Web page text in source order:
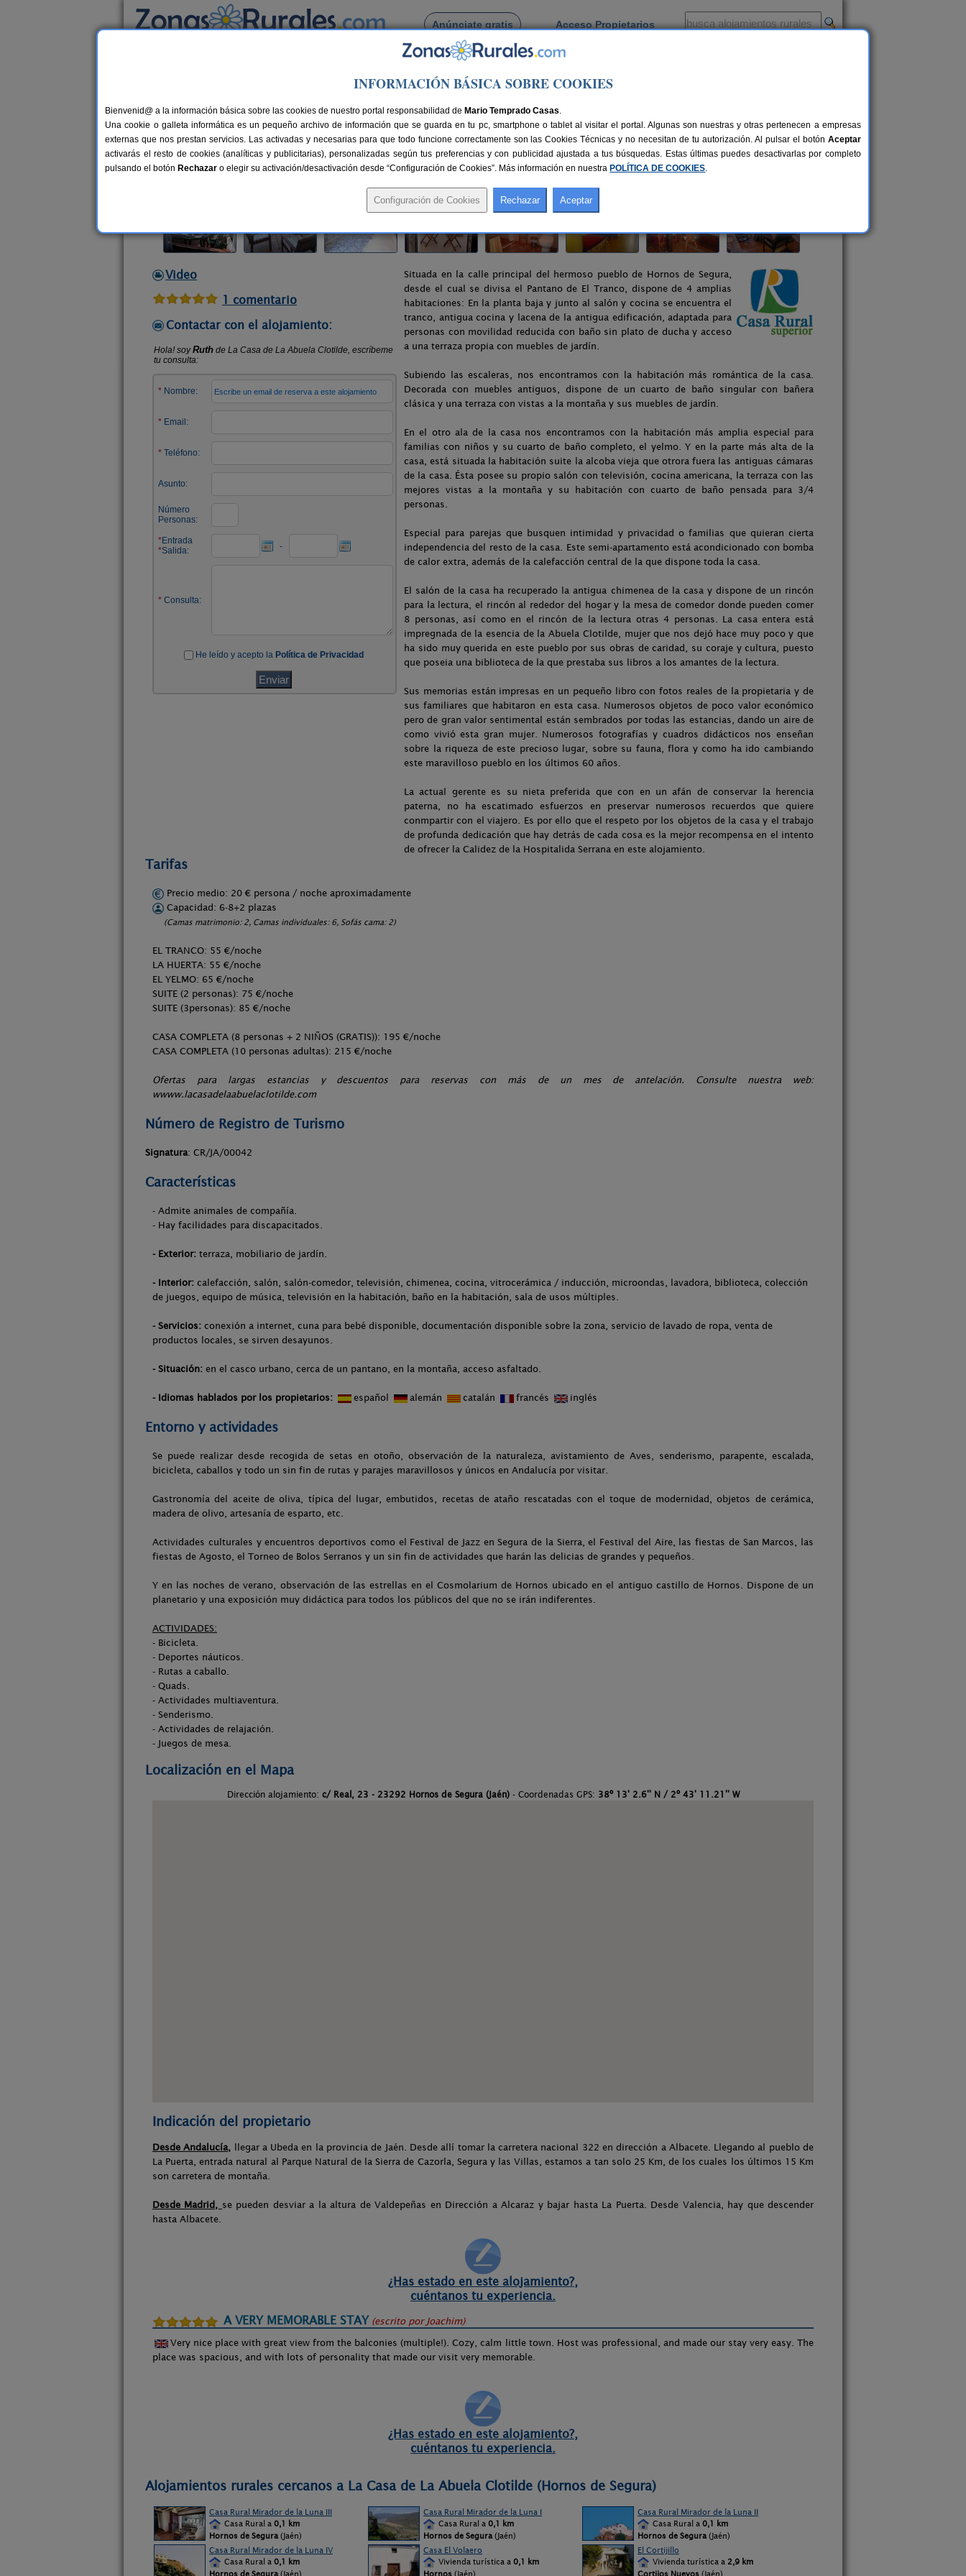
Anúnciate gratis Acceso Propietarios
Busca por pueblo
Hornos de Segura> La Casa de La Abuela Clotilde
La Casa de La Abuela Clotilde
Casa Rural en Hornos de Segura (Jaén)
Alquiler completo y por habitaciones 6-8+2 plazas 150 km de Jaén Compartir:
Video
1 comentario
Contactar con el alojamiento:
Situada en la calle principal del hermoso pueblo de Hornos de Segura,
desde el cual se divisa el Pantano de El Tranco, dispone de 4 amplias
habitaciones: En la planta baja y junto al salón y cocina se encuentra el
tranco, antigua cocina y lacena de la antigua edificación, adaptada para
personas con movilidad reducida con baño sin plato de ducha y acceso
a una terraza propia con muebles de jardín.
Subiendo las escaleras, nos encontramos con la habitación más romántica de la casa.
Decorada con muebles antiguos, dispone de un cuarto de baño singular con bañera
clásica y una terraza con vistas a la montaña y sus muebles de jardín.
En el otro ala de la casa nos encontramos con la habitación más amplia especial para
familias con niños y su cuarto de baño completo, el yelmo. Y en la parte más alta de la
casa, está situada la habitación suite la alcoba vieja que otrora fuera las antiguas cámaras
de la casa. Ésta posee su propio salón con televisión, cocina americana, la terraza con las
mejores vistas a la montaña y su habitación con cuarto de baño pensada para 3/4
personas.
Especial para parejas que busquen intimidad y privacidad o familias que quieran cierta
independencia del resto de la casa. Este semi-apartamento está acondicionado con bomba
de calor extra, además de la calefacción central de la que dispone toda la casa.
El salón de la casa ha recuperado la antigua chimenea de la casa y dispone de un rincón
para la lectura, el rincón al rededor del hogar y la mesa de comedor donde pueden comer
8 personas, así como en el rincón de la lectura otras 4 personas. La casa entera está
impregnada de la esencia de la Abuela Clotilde, mujer que nos dejó hace muy poco y que
ha sido muy querida en este pueblo por sus obras de caridad, su coraje y cultura, puesto
que poseia una biblioteca de la que prestaba sus libros a los amantes de la lectura.
Sus memorias están impresas en un pequeño libro con fotos reales de la propietaria y de
sus familiares que habitaron en esta casa. Numerosos objetos de poco valor económico
pero de gran valor sentimental están sembrados por todas las estancias, dando un aire de
como vivió esta gran mujer. Numerosos fotografías y cuadros didácticos nos enseñan
sobre la riqueza de este precioso lugar, sobre su fauna, flora y como ha ido cambiando
este maravilloso pueblo en los últimos 60 años.
La actual gerente es su nieta preferida que con en un afán de conservar la herencia
paterna, no ha escatimado esfuerzos en preservar numerosos recuerdos que quiere
conmpartir con el viajero. Es por ello que el respeto por los objetos de la casa y el trabajo
de profunda dedicación que hay detrás de cada cosa es la mejor recompensa en el intento
de ofrecer la Calidez de la Hospitalida Serrana en este alojamiento.
Tarifas
Precio medio: 20 € persona / noche aproximadamente
Capacidad: 6-8+2 plazas
(Camas matrimonio: 2, Camas individuales: 6, Sofás cama: 2)
EL TRANCO: 55 €/noche
LA HUERTA: 55 €/noche
EL YELMO: 65 €/noche
SUITE (2 personas): 75 €/noche
SUITE (3personas): 85 €/noche
CASA COMPLETA (8 personas + 2 NIÑOS (GRATIS)): 195 €/noche
CASA COMPLETA (10 personas adultas): 215 €/noche
Ofertas para largas estancias y descuentos para reservas con más de un mes de antelación. Consulte nuestra web:
wwww.lacasadelaabuelaclotilde.com
Número de Registro de Turismo
Signatura: CR/JA/00042
Características
- Admite animales de compañía.
- Hay facilidades para discapacitados.
- Exterior: terraza, mobiliario de jardín.
- Interior: calefacción, salón, salón-comedor, televisión, chimenea, cocina, vitrocerámica / inducción, microondas, lavadora, biblioteca, colección
de juegos, equipo de música, televisión en la habitación, baño en la habitación, sala de usos múltiples.
- Servicios: conexión a internet, cuna para bebé disponible, documentación disponible sobre la zona, servicio de lavado de ropa, venta de
productos locales, se sirven desayunos.
- Situación: en el casco urbano, cerca de un pantano, en la montaña, acceso asfaltado.
- Idiomas hablados por los propietarios: español alemán catalán francés inglés
Entorno y actividades
Se puede realizar desde recogida de setas en otoño, observación de la naturaleza, avistamiento de Aves, senderismo, parapente, escalada,
bicicleta, caballos y todo un sin fin de rutas y parajes maravillosos y únicos en Andalucía por visitar.
Gastronomía del aceite de oliva, típica del lugar, embutidos, recetas de ataño rescatadas con el toque de modernidad, objetos de cerámica,
madera de olivo, artesanía de esparto, etc.
Actividades culturales y encuentros deportivos como el Festival de Jazz en Segura de la Sierra, el Festival del Aire, las fiestas de San Marcos, las
fiestas de Agosto, el Torneo de Bolos Serranos y un sin fin de actividades que harán las delicias de grandes y pequeños.
Y en las noches de verano, observación de las estrellas en el Cosmolarium de Hornos ubicado en el antiguo castillo de Hornos. Dispone de un
planetario y una exposición muy didáctica para todos los públicos del que no se irán indiferentes.
ACTIVIDADES:
- Bicicleta.
- Deportes náuticos.
- Rutas a caballo.
- Quads.
- Actividades multiaventura.
- Senderismo.
- Actividades de relajación.
- Juegos de mesa.
Localización en el Mapa
Dirección alojamiento: c/ Real, 23 - 23292 Hornos de Segura (Jaén)- Coordenadas GPS: 38º 13' 2.6'' N / 2º 43' 11.21'' W
Indicación del propietario
Desde Andalucía, llegar a Ubeda en la provincia de Jaén. Desde allí tomar la carretera nacional 322 en dirección a Albacete. Llegando al pueblo de
La Puerta, entrada natural al Parque Natural de la Sierra de Cazorla, Segura y las Villas, estamos a tan solo 25 Km, de los cuales los últimos 15 Km
son carretera de montaña.
Desde Madrid, se pueden desviar a la altura de Valdepeñas en Dirección a Alcaraz y bajar hasta La Puerta. Desde Valencia, hay que descender
hasta Albacete.
¿Has estado en este alojamiento?,
cuéntanos tu experiencia.
A VERY MEMORABLE STAY (escrito por Joachim)
Very nice place with great view from the balconies (multiple!). Cozy, calm little town. Host was professional, and made our stay very easy. The
place was spacious, and with lots of personality that made our visit very memorable.
¿Has estado en este alojamiento?,
cuéntanos tu experiencia.
Alojamientos rurales cercanos a La Casa de La Abuela Clotilde (Hornos de Segura)
Casa Rural Mirador de la Luna III
Casa Rural a 0,1 km
Hornos de Segura (Jaén)
Casa Rural Mirador de la Luna I
Casa Rural a 0,1 km
Hornos de Segura (Jaén)
Casa Rural Mirador de la Luna II
Casa Rural a 0,1 km
Hornos de Segura (Jaén)
Casa Rural Mirador de la Luna IV
Casa Rural a 0,1 km
Hornos de Segura (Jaén)
Casa El Volaero
Vivienda turística a 0,1 km
Hornos (Jaén)
El Cortijillo
Vivienda turística a 2,9 km
Cortijos Nuevos (Jaén)
INFORMACIÓN BÁSICA SOBRE COOKIES
Bienvenid@ a la información básica sobre las cookies de nuestro portal responsabilidad de Mario Temprado Casas.
Una cookie o galleta informática es un pequeño archivo de información que se guarda en tu pc, smartphone o tablet al visitar el portal. Algunas son nuestras y otras pertenecen a empresas
externas que nos prestan servicios. Las activadas y necesarias para que todo funcione correctamente son las Cookies Técnicas y no necesitan de tu autorización. Al pulsar el botón Aceptar
activarás el resto de cookies (analíticas y publicitarias), personalizadas según tus preferencias y con publicidad ajustada a tus búsquedas. Estas últimas puedes desactivarlas por completo
pulsando el botón Rechazar o elegir su activación/desactivación desde “Configuración de Cookies”. Más información en nuestra POLÍTICA DE COOKIES.